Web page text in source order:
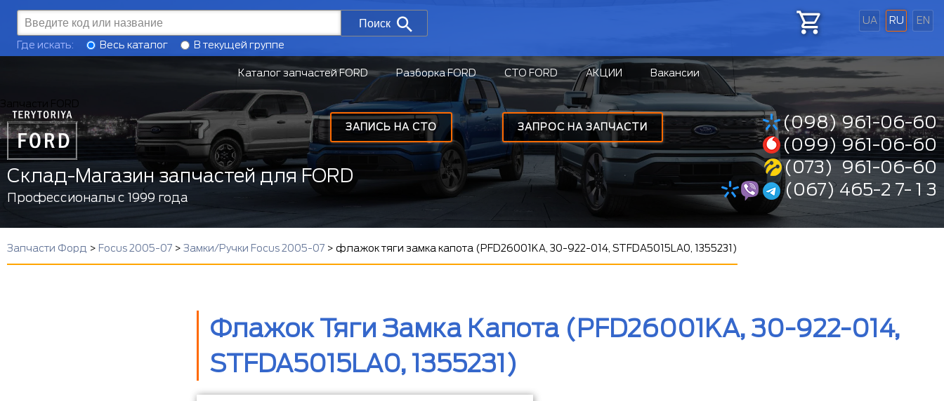
UA RU EN
ЗАПРОС НА ЗАПЧАСТИ
ЗАПИСЬ НА СТО
Поиск
Где искать: Весь каталог В текущей группе
Каталог запчастей FORD Разборка FORD СТО FORD АКЦИИ Вакансии
Склад-Магазин запчастей для FORD
Профессионалы с 1999 года
(098) 961-06-60
(099) 961-06-60
(073) 961-06-60
(067) 465-2 7- 1 3
Запчасти Форд > Focus 2005-07 > Замки/Ручки Focus 2005-07 > флажок тяги замка капота (PFD26001KA, 30-922-014, STFDA5015LA0, 1355231)
Флажок Тяги Замка Капота (PFD26001KA, 30-922-014,
STFDA5015LA0, 1355231)